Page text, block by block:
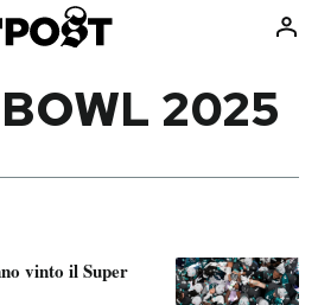
Consumismi
2025
vinto il Super